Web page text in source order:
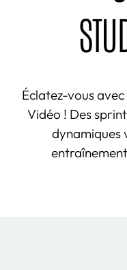
Éclatez-vous
Vidéo ! Des
dynamiques